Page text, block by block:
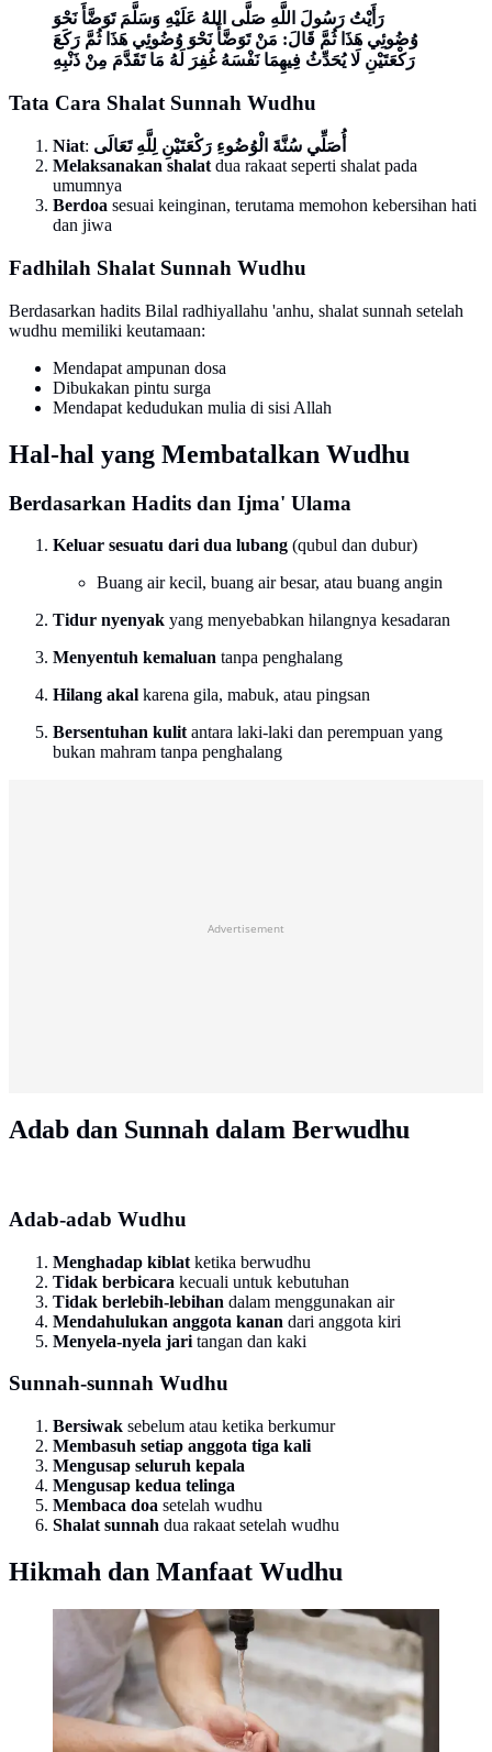
رَأَيْتُ رَسُولَ اللَّهِ صَلَّى اللهُ عَلَيْهِ وَسَلَّمَ تَوَضَّأَ نَحْوَ
وُضُوئِي هَذَا ثُمَّ قَالَ: مَنْ تَوَضَّأَ نَحْوَ وُضُوئِي هَذَا ثُمَّ رَكَعَ
رَكْعَتَيْنِ لَا يُحَدِّثُ فِيهِمَا نَفْسَهُ غُفِرَ لَهُ مَا تَقَدَّمَ مِنْ ذَنْبِهِ
Tata Cara Shalat Sunnah Wudhu
Niat: أُصَلِّي سُنَّةَ الْوُضُوءِ رَكْعَتَيْنِ لِلَّهِ تَعَالَى
Melaksanakan shalat dua rakaat seperti shalat pada
umumnya
Berdoa sesuai keinginan, terutama memohon kebersihan hati
dan jiwa
Fadhilah Shalat Sunnah Wudhu
Berdasarkan hadits Bilal radhiyallahu 'anhu, shalat sunnah setelah
wudhu memiliki keutamaan:
Mendapat ampunan dosa
Dibukakan pintu surga
Mendapat kedudukan mulia di sisi Allah
Hal-hal yang Membatalkan Wudhu
Berdasarkan Hadits dan Ijma' Ulama
Keluar sesuatu dari dua lubang (qubul dan dubur)
Buang air kecil, buang air besar, atau buang angin
Tidur nyenyak yang menyebabkan hilangnya kesadaran
Menyentuh kemaluan tanpa penghalang
Hilang akal karena gila, mabuk, atau pingsan
Bersentuhan kulit antara laki-laki dan perempuan yang
bukan mahram tanpa penghalang
Advertisement
Adab dan Sunnah dalam Berwudhu
Adab-adab Wudhu
Menghadap kiblat ketika berwudhu
Tidak berbicara kecuali untuk kebutuhan
Tidak berlebih-lebihan dalam menggunakan air
Mendahulukan anggota kanan dari anggota kiri
Menyela-nyela jari tangan dan kaki
Sunnah-sunnah Wudhu
Bersiwak sebelum atau ketika berkumur
Membasuh setiap anggota tiga kali
Mengusap seluruh kepala
Mengusap kedua telinga
Membaca doa setelah wudhu
Shalat sunnah dua rakaat setelah wudhu
Hikmah dan Manfaat Wudhu